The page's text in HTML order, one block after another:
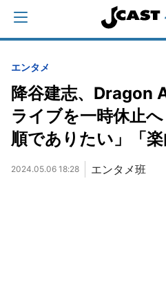
エンタメ
降谷建志、Dragon
ライブを一時休止
順でありたい」「楽
2024.05.06 18:28 エンタメ班